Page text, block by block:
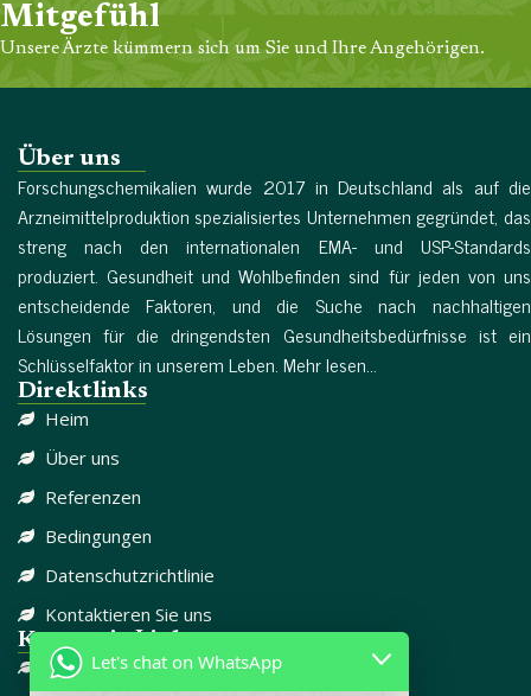
Mitgefühl
Unsere Ärzte kümmern sich um Sie und Ihre Angehörigen.
Über uns
Forschungschemikalien wurde 2017 in Deutschland als auf die
Arzneimittelproduktion spezialisiertes Unternehmen gegründet, das
streng nach den internationalen EMA- und USP-Standards
produziert. Gesundheit und Wohlbefinden sind für jeden von uns
entscheidende Faktoren, und die Suche nach nachhaltigen
Lösungen für die dringendsten Gesundheitsbedürfnisse ist ein
Schlüsselfaktor in unserem Leben. Mehr lesen...
Direktlinks
Heim
Über uns
Referenzen
Bedingungen
Datenschutzrichtlinie
Kontaktieren Sie uns
Kategorie-Links
DISSOZIATIV
Let's chat on WhatsApp